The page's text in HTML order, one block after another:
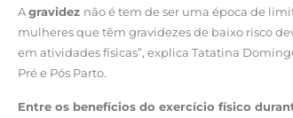
Agravidez não é tem de ser uma época de
mulheres que têm gravidezes de baixo risco
em atividades físicas”, explica Tatatina
Pré e Pós Parto.
Entre os benefícios do exercício físico